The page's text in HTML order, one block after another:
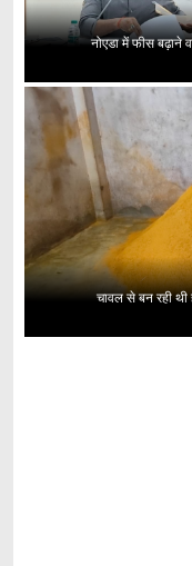
नोएडा में फीस बढ़ाने
चावल से बन रही थी